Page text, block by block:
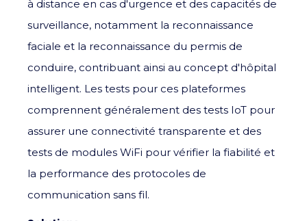
à distance en cas d'urgence et des capacités de
surveillance, notamment la reconnaissance
faciale et la reconnaissance du permis de
conduire, contribuant ainsi au concept d'hôpital
intelligent. Les tests pour ces plateformes
comprennent généralement des tests IoT pour
assurer une connectivité transparente et des
tests de modules WiFi pour vérifier la fiabilité et
la performance des protocoles de
communication sans fil.